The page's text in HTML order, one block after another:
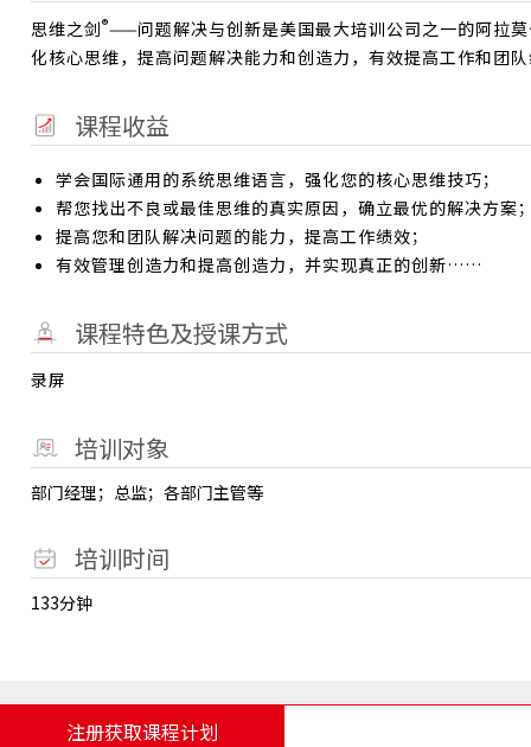
思维之剑®——问题解决与创新是美国最大培训公司之一的阿拉
化核心思维，提高问题解决能力和创造力，有效提高工作和团
课程收益
学会国际通用的系统思维语言，强化您的核心思维技巧；
帮您找出不良或最佳思维的真实原因，确立最优的解决方案
提高您和团队解决问题的能力，提高工作绩效；
有效管理创造力和提高创造力，并实现真正的创新……
课程特色及授课方式
录屏
培训对象
部门经理；总监；各部门主管等
培训时间
133分钟
注册获取课程计划